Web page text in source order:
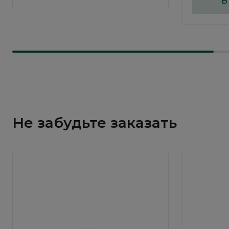
Не забудьте заказать